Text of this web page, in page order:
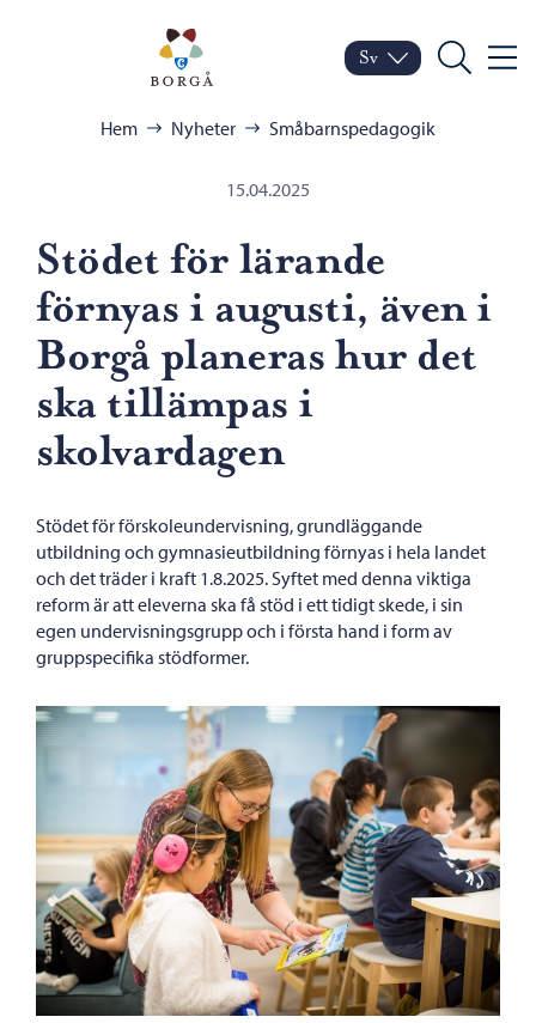
Porvoo – Gå till
Byt språk
Nuvarande språk:
Sv
Sök Meny
Hem Nyheter Småbarnspedagogik
15.04.2025
Stödet för lärande
förnyas i augusti, även i
Borgå planeras hur det
ska tillämpas i
skolvardagen
Stödet för förskoleundervisning, grundläggande
utbildning och gymnasieutbildning förnyas i hela landet
och det träder i kraft 1.8.2025. Syftet med denna viktiga
reform är att eleverna ska få stöd i ett tidigt skede, i sin
egen undervisningsgrupp och i första hand i form av
gruppspecifika stödformer.